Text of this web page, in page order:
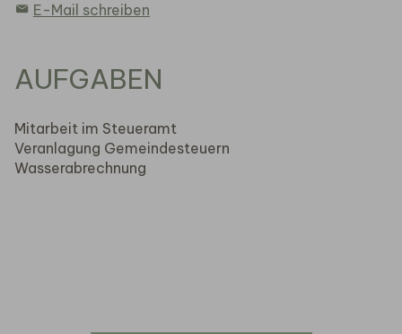
E-Mail schreiben
AUFGABEN
Mitarbeit im Steueramt
Veranlagung Gemeindesteuern
Wasserabrechnung